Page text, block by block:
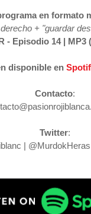
en formato
+ "guardar
- Episodio 14 | MP3 (
disponible en
Contacto:
Twitter:
|